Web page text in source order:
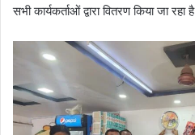
सभी कार्यकर्ताओं द्वारा वितरण किया जा रहा है